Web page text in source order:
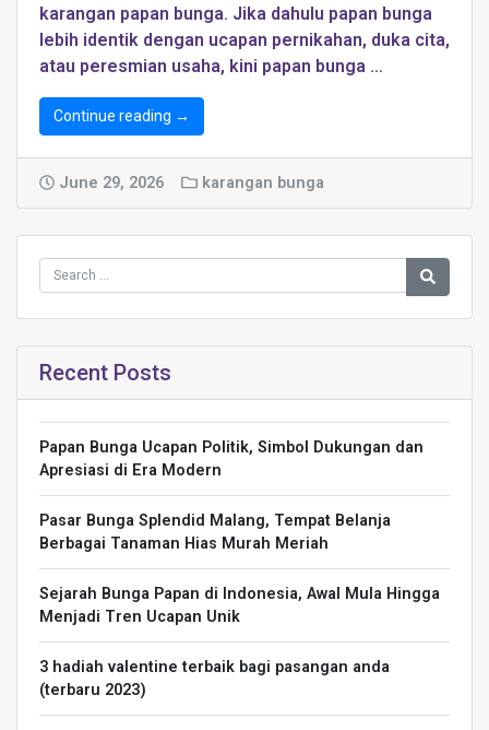
karangan papan bunga. Jika dahulu papan bunga
lebih identik dengan ucapan pernikahan, duka cita,
atau peresmian usaha, kini papan bunga …
Continue reading →
June 29, 2026 karangan bunga
Recent Posts
Papan Bunga Ucapan Politik, Simbol Dukungan dan
Apresiasi di Era Modern
Pasar Bunga Splendid Malang, Tempat Belanja
Berbagai Tanaman Hias Murah Meriah
Sejarah Bunga Papan di Indonesia, Awal Mula Hingga
Menjadi Tren Ucapan Unik
3 hadiah valentine terbaik bagi pasangan anda
(terbaru 2023)